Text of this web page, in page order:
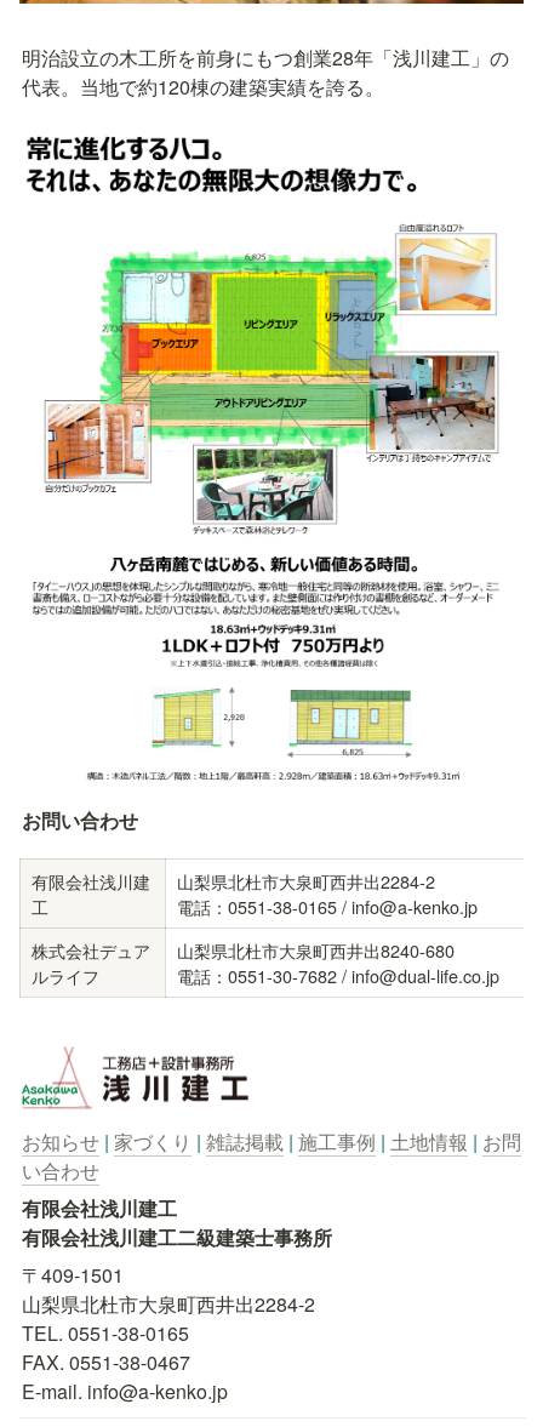
明治設⽴の⽊⼯所を前⾝にもつ創業28年「浅川建⼯」の
代表。当地で約120棟の建築実績を誇る。
お問い合わせ
有限会社浅川建
⼯
⼭梨県北杜市⼤泉町⻄井出2284-2
電話：0551-38-0165 / info@a-kenko.jp
株式会社デュア
ルライフ
⼭梨県北杜市⼤泉町⻄井出8240-680
電話：0551-30-7682 / info@dual-life.co.jp
お知らせ | 家づくり | 雑誌掲載 | 施工事例 | 土地情報 | お問
い合わせ
有限会社浅川建工
有限会社浅川建工二級建築士事務所
〒409-1501
山梨県北杜市大泉町西井出2284-2
TEL. 0551-38-0165
FAX. 0551-38-0467
E-mail. info@a-kenko.jp